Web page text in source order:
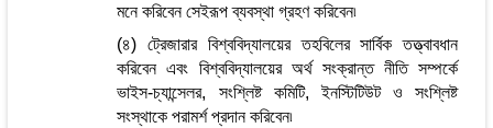
মনে করিবেন সেইরূপ ব্যবস্থা গ্রহণ করিবেন৷
(৪) ট্রেজারার বিশ্ববিদ্যালয়ের তহবিলের সার্বিক তত্ত্বাবধান
করিবেন এবং বিশ্ববিদ্যালয়ের অর্থ সংক্রান্ত নীতি সম্পর্কে
ভাইস-চ্যান্সেলর, সংশ্লিষ্ট কমিটি, ইনস্টিটিউট ও সংশ্লিষ্ট
সংস্থাকে পরামর্শ প্রদান করিবেন৷